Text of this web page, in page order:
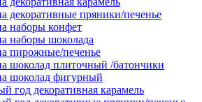
декоративные пряники/печенье
наборы конфет
наборы шоколада
пирожные/печенье
шоколад плиточный /батончики
шоколад фигурный
год декоративная карамель